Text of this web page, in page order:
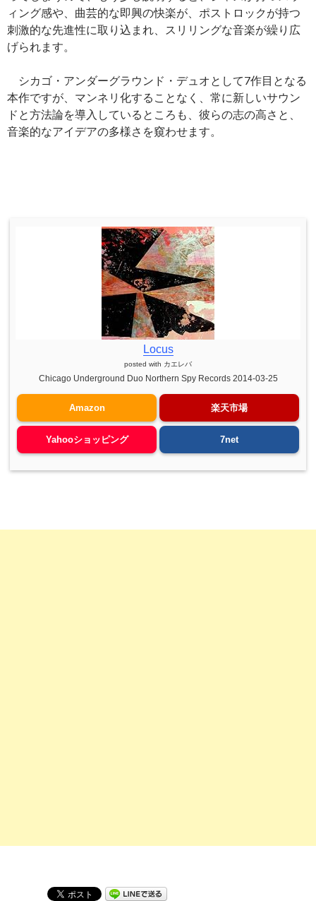
ィング感や、曲芸的な即興の快楽が、ポストロックが持つ
刺激的な先進性に取り込まれ、スリリングな音楽が繰り広
げられます。
シカゴ・アンダーグラウンド・デュオとして7作目となる
本作ですが、マンネリ化することなく、常に新しいサウン
ドと方法論を導入しているところも、彼らの志の高さと、
音楽的なアイデアの多様さを窺わせます。
Locus
posted with カエレバ
Chicago Underground Duo Northern Spy Records 2014-03-25
Amazon 楽天市場
Yahooショッピング 7net